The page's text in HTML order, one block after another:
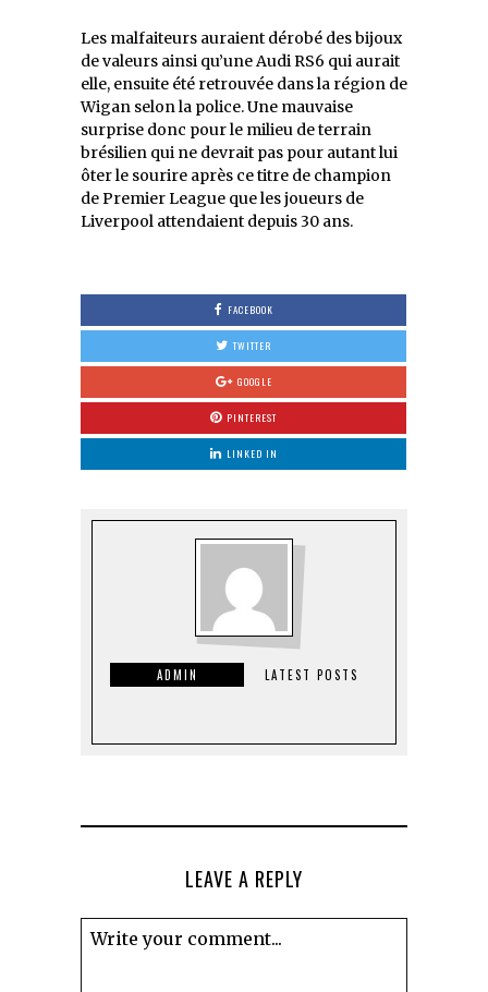
Les malfaiteurs auraient dérobé des bijoux
de valeurs ainsi qu’une Audi RS6 qui aurait
elle, ensuite été retrouvée dans la région de
Wigan selon la police. Une mauvaise
surprise donc pour le milieu de terrain
brésilien qui ne devrait pas pour autant lui
ôter le sourire après ce titre de champion
de Premier League que les joueurs de
Liverpool attendaient depuis 30 ans.
FACEBOOK
TWITTER
GOOGLE
PINTEREST
LINKED IN
ADMIN LATEST POSTS
LEAVE A REPLY